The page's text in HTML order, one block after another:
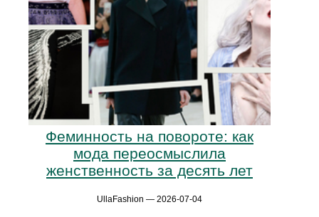
Феминность на повороте: как
мода переосмыслила
женственность за десять лет
UllaFashion — 2026-07-04